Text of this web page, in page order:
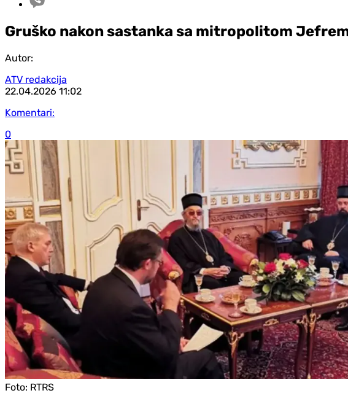
Gruško nakon sastanka sa mitropolitom
Autor:
ATV redakcija
22.04.2026 11:02
Komentari:
0
Foto: RTRS